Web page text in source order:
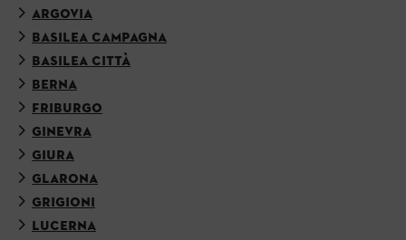
ARGOVIA
BASILEA CAMPAGNA
BASILEA CITTÀ
BERNA
FRIBURGO
GINEVRA
GIURA
GLARONA
GRIGIONI
LUCERNA